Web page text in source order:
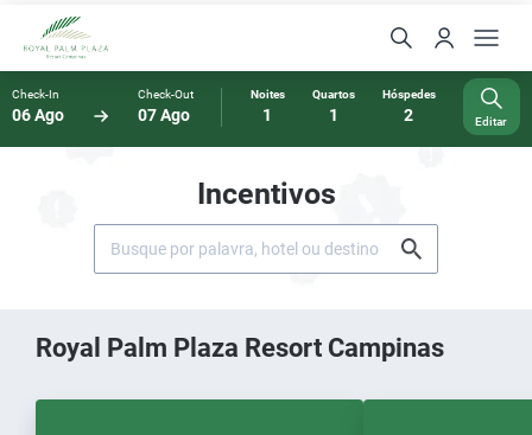
Check-In
06 Ago
Check-Out
07 Ago
Noites
1
Quartos
1
Hóspedes
2 Editar
Incentivos
Royal Palm Plaza Resort Campinas